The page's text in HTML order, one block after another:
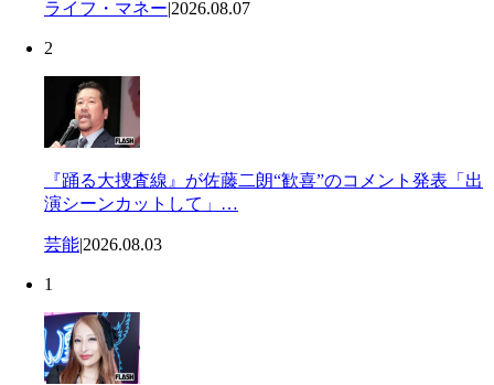
ライフ・マネー|2026.08.07
2
『踊る大捜査線』が佐藤二朗“歓喜”のコメント発表「出
演シーンカットして」…
芸能|2026.08.03
1